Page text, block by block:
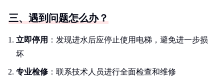
三、遇到问题怎么办？
立即停用 ：发现进水后应停止使用电梯，避免进一步损
坏
专业检修 ：联系技术人员进行全面检查和维修